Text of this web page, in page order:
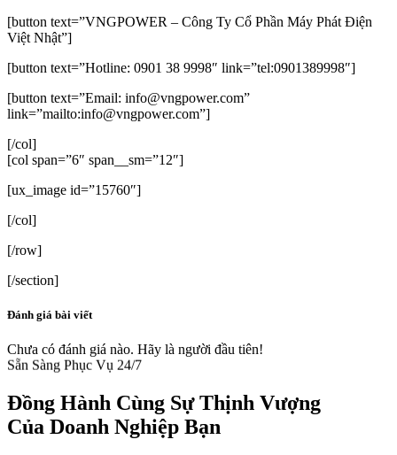
[button text=”VNGPOWER – Công Ty Cổ Phần Máy Phát Điện
Việt Nhật”]
[button text=”Hotline: 0901 38 9998″ link=”tel:0901389998″]
[button text=”Email: info@vngpower.com”
link=”mailto:info@vngpower.com”]
[/col]
[col span=”6″ span__sm=”12″]
[ux_image id=”15760″]
[/col]
[/row]
[/section]
Đánh giá bài viết
Chưa có đánh giá nào. Hãy là người đầu tiên!
Sẵn Sàng Phục Vụ 24/7
Đồng Hành Cùng Sự Thịnh Vượng
Của Doanh Nghiệp Bạn